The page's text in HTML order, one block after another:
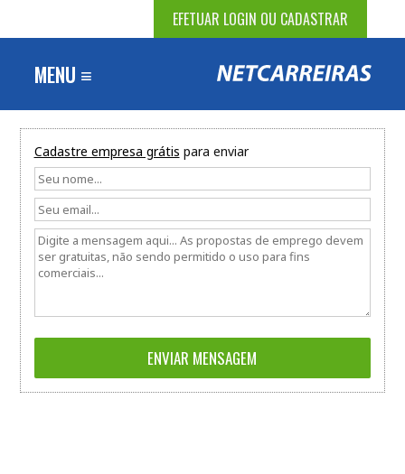
EFETUAR LOGIN OU CADASTRAR
MENU ≡
Cadastre empresa grátis para enviar